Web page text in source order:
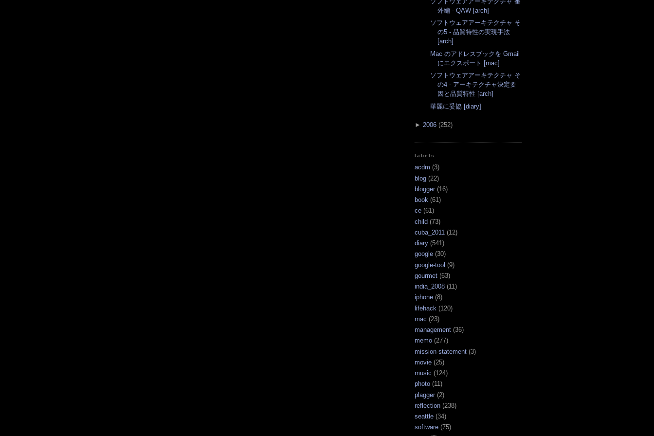
外編 - QAW [arch]
ソフトウェアアーキテクチャ そ
の5 - 品質特性の実現手法
[arch]
Mac のアドレスブックを Gmail
にエクスポート [mac]
ソフトウェアアーキテクチャ そ
の4 - アーキテクチャ決定要
因と品質特性 [arch]
華麗に妥協 [diary]
► 2006 (252)
labels
acdm (3)
blog (22)
blogger (16)
book (61)
ce (61)
child (73)
cuba_2011 (12)
diary (541)
google (30)
google-tool (9)
gourmet (63)
india_2008 (11)
iphone (8)
lifehack (120)
mac (23)
management (36)
memo (277)
mission-statement (3)
movie (25)
music (124)
photo (11)
plagger (2)
reflection (238)
seattle (34)
software (75)